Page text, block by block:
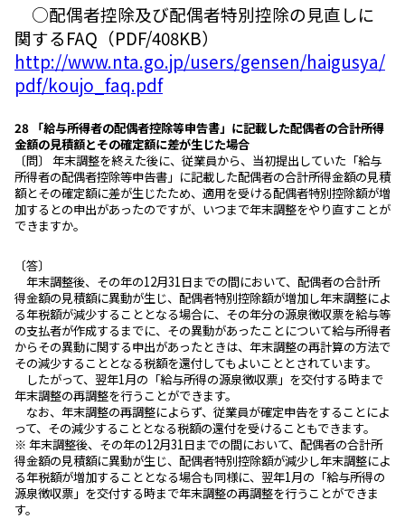
○配偶者控除及び配偶者特別控除の見直しに
関するFAQ（PDF/408KB）
http://www.nta.go.jp/users/gensen/haigusya/
pdf/koujo_faq.pdf
28 「給与所得者の配偶者控除等申告書」に記載した配偶者の合計所得
金額の見積額とその確定額に差が生じた場合
〔問〕 年末調整を終えた後に、従業員から、当初提出していた「給与
所得者の配偶者控除等申告書」に記載した配偶者の合計所得金額の見積
額とその確定額に差が生じたため、適用を受ける配偶者特別控除額が増
加するとの申出があったのですが、いつまで年末調整をやり直すことが
できますか。
〔答〕
年末調整後、その年の12月31日までの間において、配偶者の合計所
得金額の見積額に異動が生じ、配偶者特別控除額が増加し年末調整によ
る年税額が減少することとなる場合に、その年分の源泉徴収票を給与等
の支払者が作成するまでに、その異動があったことについて給与所得者
からその異動に関する申出があったときは、年末調整の再計算の方法で
その減少することとなる税額を還付してもよいこととされています。
したがって、翌年1月の「給与所得の源泉徴収票」を交付する時まで
年末調整の再調整を行うことができます。
なお、年末調整の再調整によらず、従業員が確定申告をすることによ
って、その減少することとなる税額の還付を受けることもできます。
※ 年末調整後、その年の12月31日までの間において、配偶者の合計所
得金額の見積額に異動が生じ、配偶者特別控除額が減少し年末調整によ
る年税額が増加することとなる場合も同様に、翌年1月の「給与所得の
源泉徴収票」を交付する時まで年末調整の再調整を行うことができま
す。